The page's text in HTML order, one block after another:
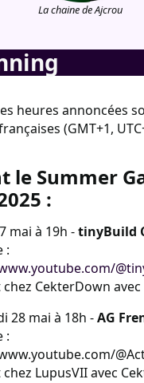
La chaine de Ajcrou
heures annoncées
(GMT+1,
le Summer
:
mai à 19h -tinyBuild
:
chez CekterDown
28 mai à 18h -AG
:
LupusVII avec